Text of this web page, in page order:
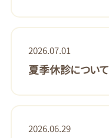
2026.07.01
夏季休診について
2026.06.29